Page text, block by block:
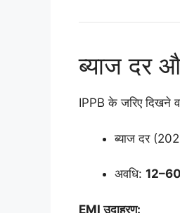
ब्याज दर
IPPB के जरिए दिखने
ब्याज दर
अवधि:
EMI उदाहरण: